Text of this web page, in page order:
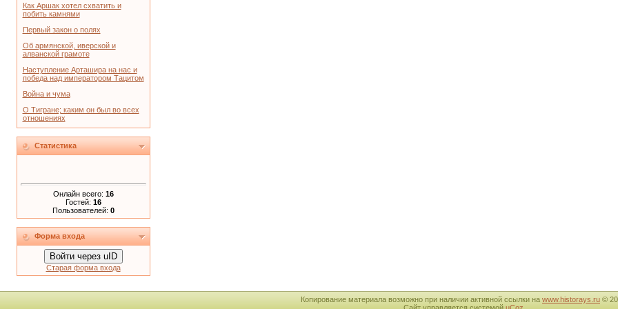
Как Аршак хотел схватить и
побить камнями
Первый закон о полях
Об армянской, иверской и
алванской грамоте
Наступление Арташира на нас и
победа над императором Тацитом
Война и чума
О Тигране; каким он был во всех
отношениях
Статистика
Онлайн всего: 16
Гостей: 16
Пользователей: 0
Форма входа
Войти через uID
Старая форма входа
Копирование материала возможно при наличии активной ссылки на www.historays.ru ©